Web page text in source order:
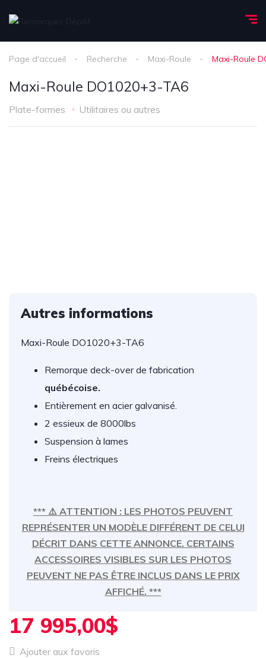
Page d'accueil Recherche Maxi-Roule Maxi-Roule
Maxi-Roule DO1020+3-TA6
Plate-formes Utilitaires ou autres
Autres informations
Maxi-Roule DO1020+3-TA6
Remorque deck-over de fabrication
québécoise.
Entièrement en acier galvanisé.
2 essieux de 8000lbs
Suspension à lames
Freins électriques
*** ⚠️ ATTENTION : LES PHOTOS PEUVENT
REPRÉSENTER UN MODÈLE DIFFÉRENT DE CELUI
DÉCRIT DANS CETTE ANNONCE. CERTAINS
ACCESSOIRES VISIBLES SUR LES PHOTOS
PEUVENT NE PAS ÊTRE INCLUS DANS LE PRIX
AFFICHÉ. ***
17 995,00$
Ajouter aux favoris